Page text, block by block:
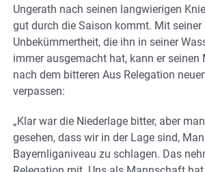
Ungerath nach seinen langwierigen
gut durch die Saison kommt. Mit seiner
Unbekümmertheit, die ihn in seiner
immer ausgemacht hat, kann er seinen
nach dem bitteren Aus Relegation
verpassen:
„Klar war die Niederlage bitter, aber
gesehen, dass wir in der Lage sind,
Bayernliganiveau zu schlagen. Das